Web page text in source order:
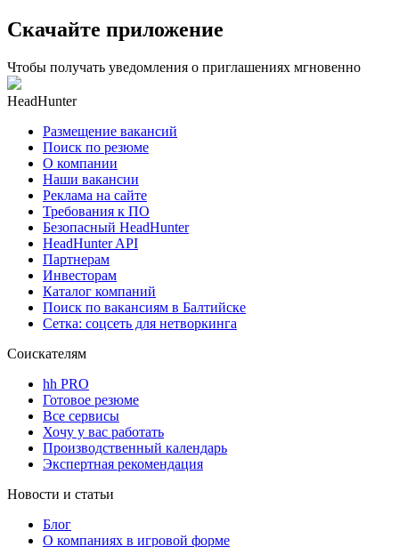
Скачайте приложение
Чтобы получать уведомления о приглашениях мгновенно
HeadHunter
Размещение вакансий
Поиск по резюме
О компании
Наши вакансии
Реклама на сайте
Требования к ПО
Безопасный HeadHunter
HeadHunter API
Партнерам
Инвесторам
Каталог компаний
Поиск по вакансиям в Балтийске
Сетка: соцсеть для нетворкинга
Соискателям
hh PRO
Готовое резюме
Все сервисы
Хочу у вас работать
Производственный календарь
Экспертная рекомендация
Новости и статьи
Блог
О компаниях в игровой форме